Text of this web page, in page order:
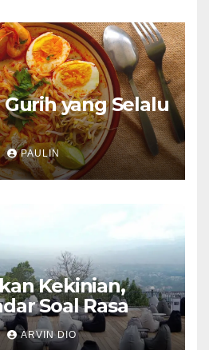
yang Selalu
PAULIN
Kekinian,
Soal Rasa
ARVIN DIO